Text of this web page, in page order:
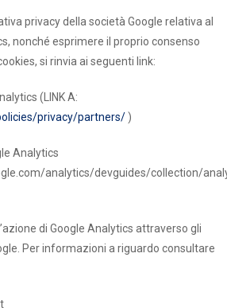
privacy della società Google relativa al
nonché esprimere il proprio consenso
si rinvia ai seguenti link:
(LINK A:
privacy/partners/ )
Analytics
analytics/devguides/collection/
di Google Analytics attraverso gli
Per informazioni a riguardo consultare